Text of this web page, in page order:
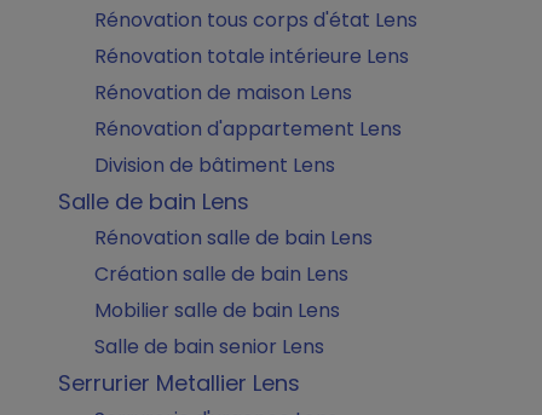
Rénovation tous corps d'état Lens
Rénovation totale intérieure Lens
Rénovation de maison Lens
Rénovation d'appartement Lens
Division de bâtiment Lens
Salle de bain Lens
Rénovation salle de bain Lens
Création salle de bain Lens
Mobilier salle de bain Lens
Salle de bain senior Lens
Serrurier Metallier Lens